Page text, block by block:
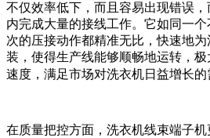
不仅效率低下，而且容易出现错误
内完成大量的接线工作。它如同一
次的压接动作都精准无比，快速地
装，使得生产线能够顺畅地运转，
速度，满足市场对洗衣机日益增长的
在质量把控方面，洗衣机线束端子